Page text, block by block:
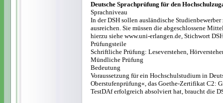
Deutsche Sprachprüfung für den
Sprachniveau
In der DSH sollen ausländische
ausreichen. Sie müssen die abgeschlossene
hierzu siehe www.uni-erlangen.de, Stichwort
Prüfungsteile
Schriftliche Prüfung: Leseverstehen,
Mündliche Prüfung
Bedeutung
Voraussetzung für ein Hochschulstudium in
Oberstufenprüfung«, das Goethe-Zertifikat C2:
TestDAferfolgreich absolviert hat, braucht die